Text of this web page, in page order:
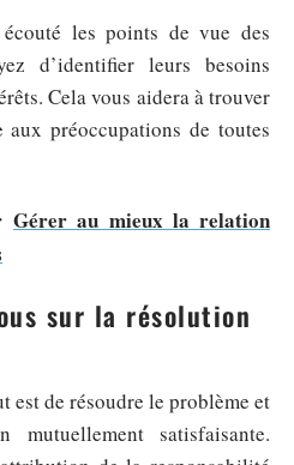
les points de vue des
d’identifier leurs besoins
Cela vous aidera à trouver
préoccupations de toutes
Gérer au mieux la relation
sur la résolution
est de résoudre le problème et
satisfaisante.